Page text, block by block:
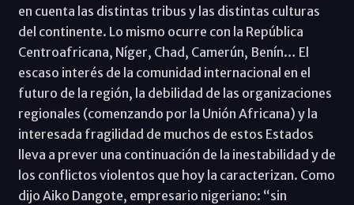
en cuenta las distintas tribus y las distintas culturas
del continente. Lo mismo ocurre con la República
Centroafricana, Níger, Chad, Camerún, Benín… El
escaso interés de la comunidad internacional en el
futuro de la región, la debilidad de las organizaciones
regionales (comenzando por la Unión Africana) y la
interesada fragilidad de muchos de estos Estados
lleva a prever una continuación de la inestabilidad y de
los conflictos violentos que hoy la caracterizan. Como
dijo Aiko Dangote, empresario nigeriano: “sin